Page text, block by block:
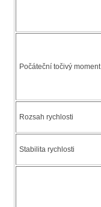
Počáteční točivý moment
Rozsah rychlosti
Stabilita rychlosti